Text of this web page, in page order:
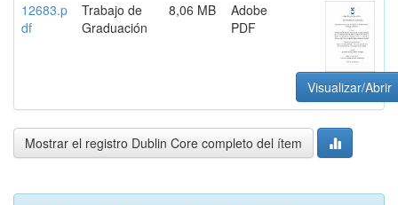
12683.p
df
Trabajo de
Graduación
8,06 MB
Adobe
PDF
Visualizar/Abrir
Mostrar el registro Dublin Core completo del ítem